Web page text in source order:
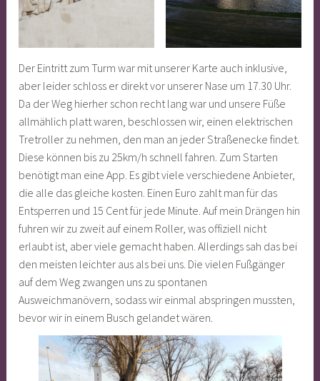
Der Eintritt zum Turm war mit unserer Karte auch inklusive,
aber leider schloss er direkt vor unserer Nase um 17.30 Uhr.
Da der Weg hierher schon recht lang war und unsere Füße
allmählich platt waren, beschlossen wir, einen elektrischen
Tretroller zu nehmen, den man an jeder Straßenecke findet.
Diese können bis zu 25km/h schnell fahren. Zum Starten
benötigt man eine App. Es gibt viele verschiedene Anbieter,
die alle das gleiche kosten. Einen Euro zahlt man für das
Entsperren und 15 Cent für jede Minute. Auf mein Drängen hin
fuhren wir zu zweit auf einem Roller, was offiziell nicht
erlaubt ist, aber viele gemacht haben. Allerdings sah das bei
den meisten leichter aus als bei uns. Die vielen Fußgänger
auf dem Weg zwangen uns zu spontanen
Ausweichmanövern, sodass wir einmal abspringen mussten,
bevor wir in einem Busch gelandet wären.